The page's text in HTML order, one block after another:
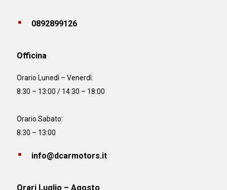
0892899126
Officina
Orario Lunedì – Venerdì:
8:30 – 13:00 / 14:30 – 18:00
Orario Sabato:
8:30 – 13:00
info@dcarmotors.it
Orari Luglio – Agosto